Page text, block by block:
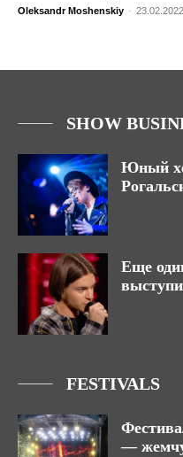
Oleksandr Moshenskiy - 23.02.2022
SHOW
Юный
Еще
FESTIVALS
—